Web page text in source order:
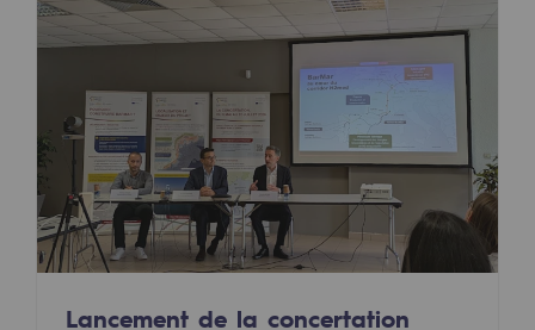
Notre investissement dans les
Mixité et égalité Femme-Homme
QVCT
Sécurité
Sécurité
PARI 2035, le programme de sécurité
Lancement de la concertation